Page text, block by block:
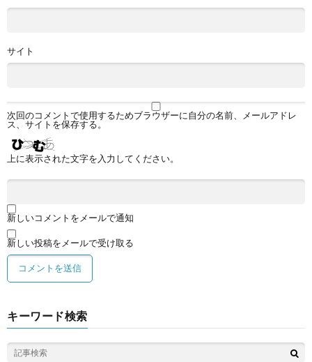
サイト
次回のコメントで使用するためブラウザーに自分の名前、メールアドレ
ス、サイトを保存する。
上に表示された文字を入力してください。
新しいコメントをメールで通知
新しい投稿をメールで受け取る
キーワード検索